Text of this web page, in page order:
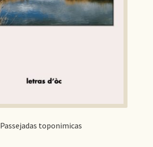
Passejadas toponimicas